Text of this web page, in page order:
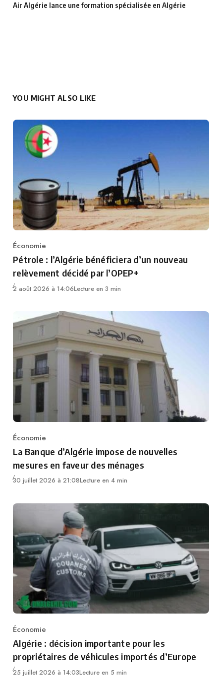
Air Algérie lance une formation spécialisée en Algérie
YOU MIGHT ALSO LIKE
Category
Économie
Pétrole : l’Algérie bénéficiera d’un nouveau
relèvement décidé par l’OPEP+
2 août 2026 à 14:06Lecture en 3 min
Category
Économie
La Banque d’Algérie impose de nouvelles
mesures en faveur des ménages
30 juillet 2026 à 21:08Lecture en 4 min
Category
Économie
Algérie : décision importante pour les
propriétaires de véhicules importés d’Europe
25 juillet 2026 à 14:03Lecture en 5 min